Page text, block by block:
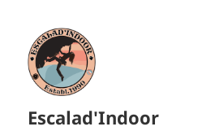
Escalad'Indoor